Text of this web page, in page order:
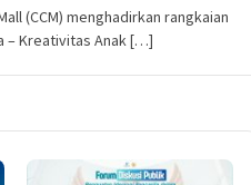
(CCM) menghadirkan rangkaian
– Kreativitas Anak […]